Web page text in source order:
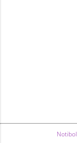
Notibol